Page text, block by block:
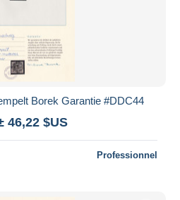
Borek Garantie #DDC44
46,22 $US
Professionnel